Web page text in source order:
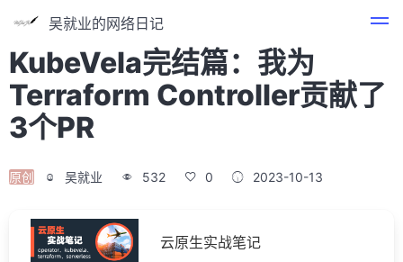
吴就业的网络日记
KubeVela完结篇：我为
Terraform Controller贡献了
3个PR
原创 吴就业 532 0 2023-10-13
云原生实战笔记